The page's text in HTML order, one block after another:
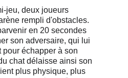
jeu, deux joueurs
rempli d'obstacles.
en 20 secondes
son adversaire, qui lui
pour échapper à son
chat délaisse ainsi son
plus physique, plus